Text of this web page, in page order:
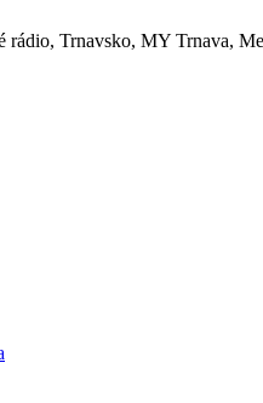
rádio, Trnavsko, MY Trnava,